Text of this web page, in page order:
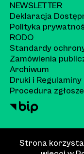
NEWSLETTER
Deklaracja
Polityka
RODO
Standardy
Zamówienia
Archiwum
Druki i Regulaminy
Procedura
Strona korzysta